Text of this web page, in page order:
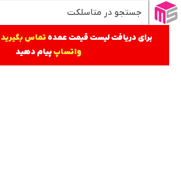
برای دریافت لیست قیمت عمده تماس بگیرید
واتساپپیام دهید